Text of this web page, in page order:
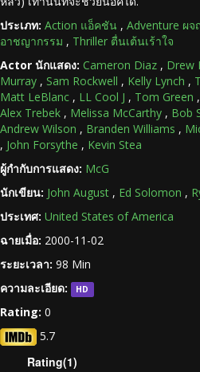
ประเภท: Action แอ็คชัน , Adventure ผ
อาชญากรรม , Thriller ตื่นเต้นเร้าใจ
Actor นักแสดง: Cameron Diaz , Drew
Murray , Sam Rockwell , Kelly Lynch ,
Matt LeBlanc , LL Cool J , Tom Green ,
Alex Trebek , Melissa McCarthy , Bob
Andrew Wilson , Branden Williams ,
, John Forsythe , Kevin Stea
ผู้กำกับการแสดง: McG
นักเขียน: John August , Ed Solomon ,
ประเทศ: United States of America
ฉายเมื่อ: 2000-11-02
ระยะเวลา: 98 Min
ความละเอียด:
HD
Rating: 0
5.7
Rating(1)